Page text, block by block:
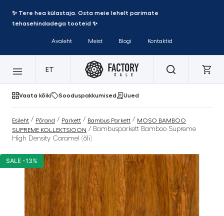
✨ Tere hea külastaja. Osta meie lehelt parimate
tehasehindadega tooteid ✨
Avaleht Meist Blogi Kontaktid
ET
Vaata kõiki Sooduspakkumised Uued
Esileht / Põrand / Parkett / Bambus Parkett / MOSO BAMBOO
SUPREME KOLLEKTSIOON / Bambusparkett Bamboo Supreme
High Density Caramel (õli)
SALE -13%